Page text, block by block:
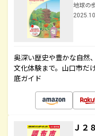
地球の
奥深い歴史や豊かな自然
文化体験まで。山口市だ
底ガイド
Ｊ２